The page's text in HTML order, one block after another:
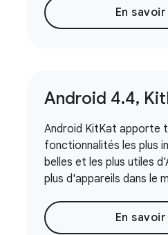
En
Android 4.4, Kit
Android KitKat apporte
fonctionnalités les plus
belles et les plus utiles
plus d'appareils dans le
En